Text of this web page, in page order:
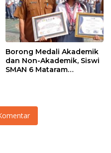
Borong Medali Akademik
dan Non-Akademik, Siswi
SMAN 6 Mataram